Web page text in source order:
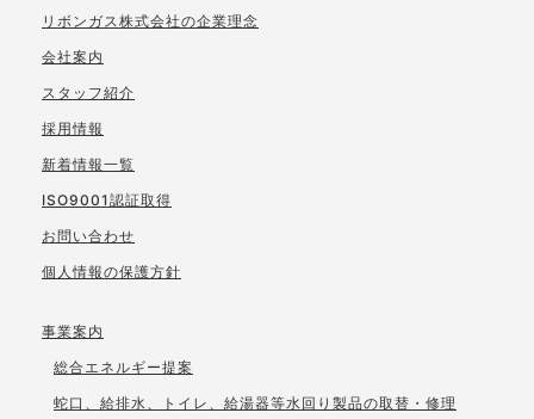
リボンガス株式会社の企業理念
会社案内
スタッフ紹介
採用情報
新着情報一覧
ISO9001認証取得
お問い合わせ
個人情報の保護方針
事業案内
総合エネルギー提案
蛇口、給排水、トイレ、給湯器等水回り製品の取替・修理